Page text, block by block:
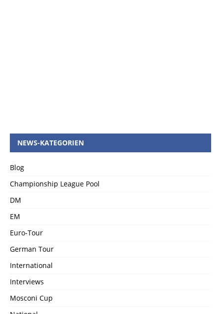
NEWS-KATEGORIEN
Blog
Championship League Pool
DM
EM
Euro-Tour
German Tour
International
Interviews
Mosconi Cup